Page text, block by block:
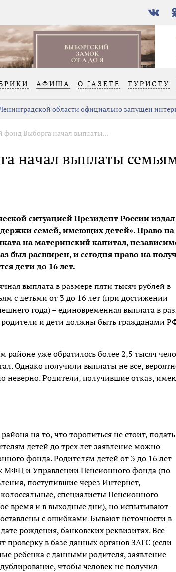
В
АФИША О ГАЗЕТЕ ТУРИСТУ
области официально запущен
Выборга начал выплаты...
начал выплаты
ситуацией Президент России издал
семей, имеющих детей». Право на
на материнский капитал,
был расширен, и сегодня право на
дети до 16 лет.
выплата в размере пяти тысяч рублей в
с детьми от 3 до 16 лет (при достижении
года) – единовременная выплата в
и дети должны быть гражданами
уже обратилось более 2,5 тысяч
Однако получили выплаты не все,
неверно. Родители, получившие отказ,
на то, что торопиться не стоит, подать
детей до трех лет заявление можно
фонда. Родителям детей от 3 до 16 лет
МФЦ и Управлении Пенсионного фонда (по
поступившие через Интернет,
специалисты Пенсионного
время и в выходные дни), но испытывают
с ошибками. Бывают неточности в
рождения, банковских реквизитах. Все
проверку в базе данных органов ЗАГС (если
ребенка с данными родителя, заявление
чтобы человек не получил